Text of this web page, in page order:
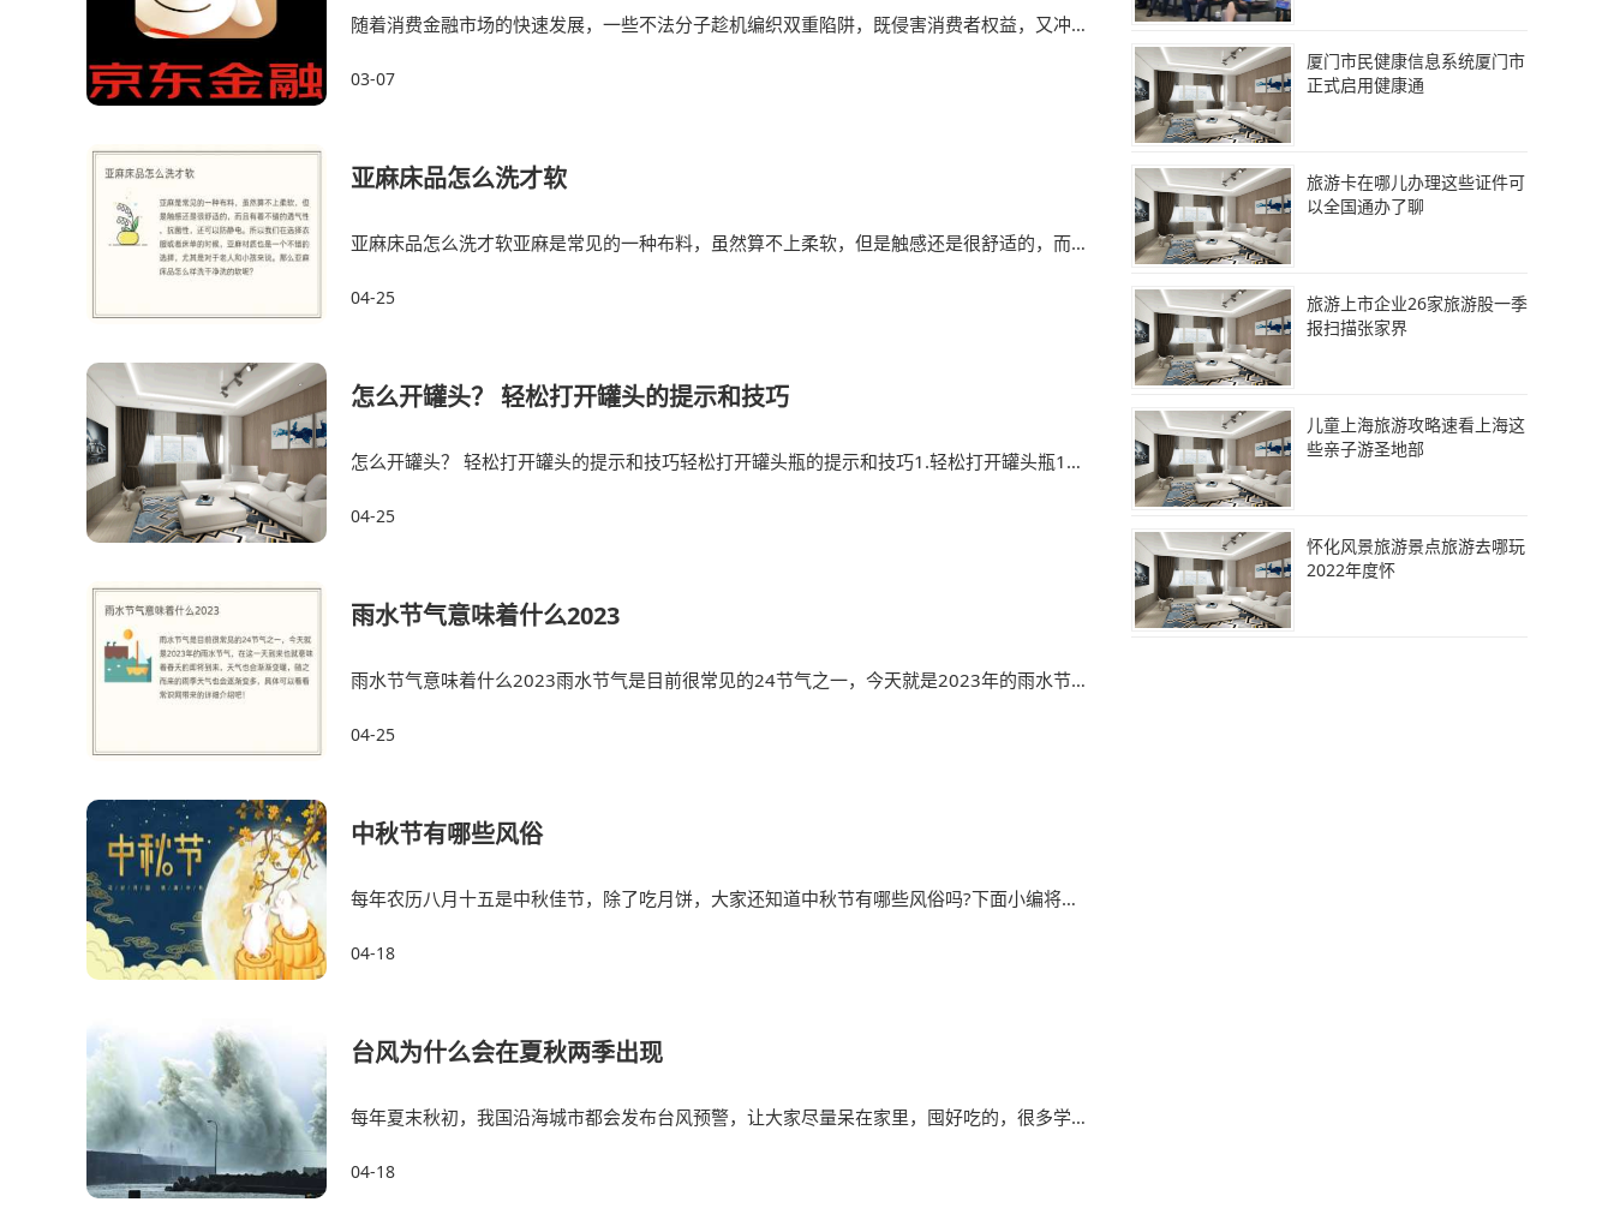
随着消费金融市场的快速发展，一些不法分子趁机编织双重陷阱，既侵害消费者权益，又冲击
03-07
亚麻床品怎么洗才软
亚麻床品怎么洗才软亚麻是常见的一种布料，虽然算不上柔软，但是触感还是很舒适的，而且
04-25
怎么开罐头？ 轻松打开罐头的提示和技巧
怎么开罐头？ 轻松打开罐头的提示和技巧轻松打开罐头瓶的提示和技巧1.轻松打开罐头瓶1：
04-25
雨水节气意味着什么2023
雨水节气意味着什么2023雨水节气是目前很常见的24节气之一，今天就是2023年的雨水节
04-25
中秋节有哪些风俗
每年农历八月十五是中秋佳节，除了吃月饼，大家还知道中秋节有哪些风俗吗?下面小编将介
04-18
台风为什么会在夏秋两季出现
每年夏末秋初，我国沿海城市都会发布台风预警，让大家尽量呆在家里，囤好吃的，很多学校
04-18
厦门市民健康信息系统厦门市
正式启用健康通
旅游卡在哪儿办理这些证件可
以全国通办了聊
旅游上市企业26家旅游股一季
报扫描张家界
儿童上海旅游攻略速看上海这
些亲子游圣地部
怀化风景旅游景点旅游去哪玩
2022年度怀